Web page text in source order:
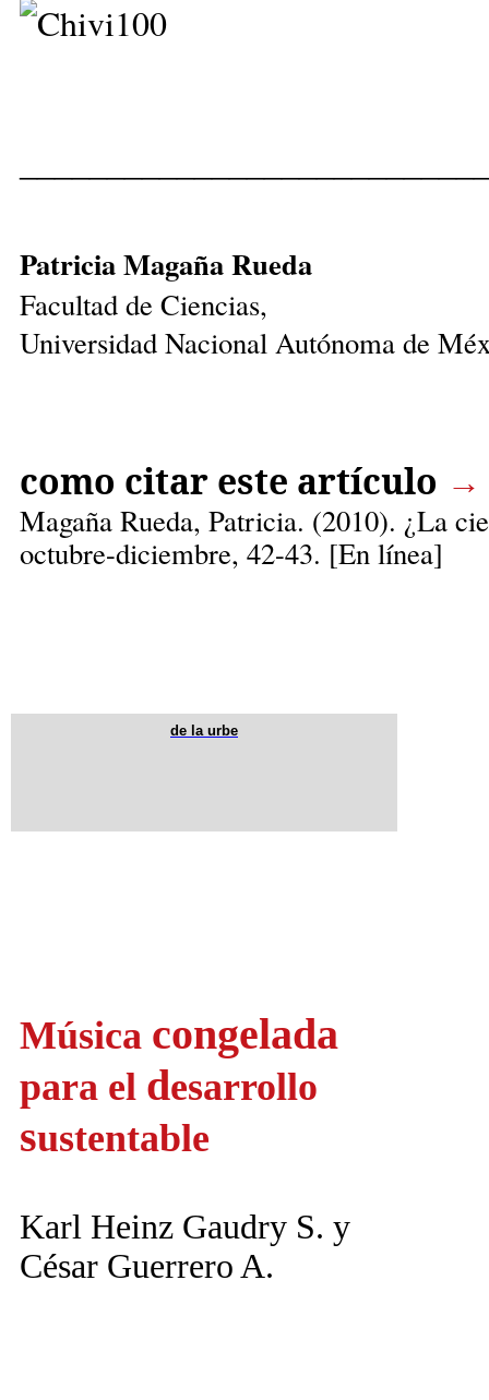
Patricia Magaña Rueda
Facultad de Ciencias,
Universidad Nacional Autónoma de
como citar este artículo →
Magaña Rueda, Patricia. (2010). ¿La
octubre-diciembre, 42-43. [En línea]
de la urbe
Música congelada
para el desarrollo
sustentable
Karl Heinz Gaudry S. y
César Guerrero A.